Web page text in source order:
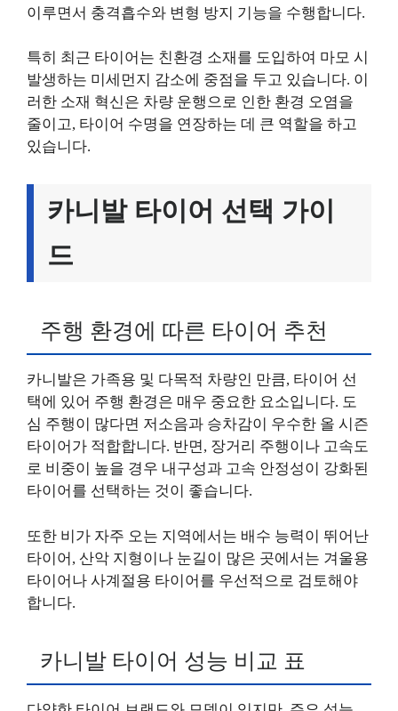
이루면서 충격흡수와 변형 방지 기능을 수행합니다.
특히 최근 타이어는 친환경 소재를 도입하여 마모 시
발생하는 미세먼지 감소에 중점을 두고 있습니다. 이
러한 소재 혁신은 차량 운행으로 인한 환경 오염을
줄이고, 타이어 수명을 연장하는 데 큰 역할을 하고
있습니다.
카니발 타이어 선택 가이
드
주행 환경에 따른 타이어 추천
카니발은 가족용 및 다목적 차량인 만큼, 타이어 선
택에 있어 주행 환경은 매우 중요한 요소입니다. 도
심 주행이 많다면 저소음과 승차감이 우수한 올 시즌
타이어가 적합합니다. 반면, 장거리 주행이나 고속도
로 비중이 높을 경우 내구성과 고속 안정성이 강화된
타이어를 선택하는 것이 좋습니다.
또한 비가 자주 오는 지역에서는 배수 능력이 뛰어난
타이어, 산악 지형이나 눈길이 많은 곳에서는 겨울용
타이어나 사계절용 타이어를 우선적으로 검토해야
합니다.
카니발 타이어 성능 비교 표